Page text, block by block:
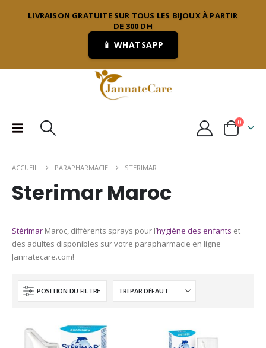
LIVRAISON GRATUITE SUR TOUS LES BIJOUX À PARTIR
DE 300 DH
📱 WHATSAPP
0
ACCUEIL PARAPHARMACIE STERIMAR
Sterimar Maroc
Stérimar Maroc, différents sprays pour l’hygiène des enfants et
des adultes disponibles sur votre parapharmacie en ligne
Jannatecare.com!
POSITION DU FILTRE